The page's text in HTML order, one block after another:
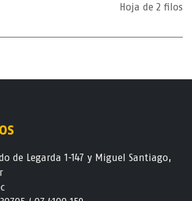
Hoja de 2 filos
de Legarda 1-147 y Miguel Santiago,